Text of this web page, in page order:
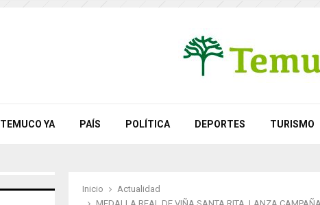
TEMUCO YA PAÍS POLÍTICA DEPORTES TURISMO
Inicio
Actualidad